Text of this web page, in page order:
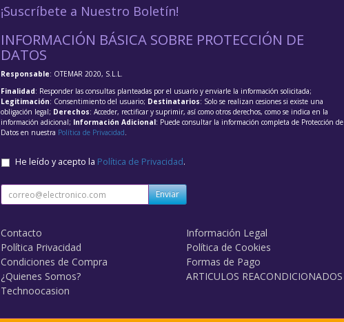
¡Suscríbete a Nuestro Boletín!
INFORMACIÓN BÁSICA SOBRE PROTECCIÓN DE
DATOS
Responsable: OTEMAR 2020, S.L.L.
Finalidad: Responder las consultas planteadas por el usuario y enviarle la información solicitada;
Legitimación: Consentimiento del usuario; Destinatarios: Solo se realizan cesiones si existe una
obligación legal; Derechos: Acceder, rectificar y suprimir, así como otros derechos, como se indica en la
información adicional; Información Adicional: Puede consultar la información completa de Protección de
Datos en nuestra Política de Privacidad.
He leído y acepto la Política de Privacidad.
Enviar
Contacto
Información Legal
Política Privacidad
Política de Cookies
Condiciones de Compra
Formas de Pago
¿Quienes Somos?
ARTICULOS REACONDICIONADOS
Technoocasion